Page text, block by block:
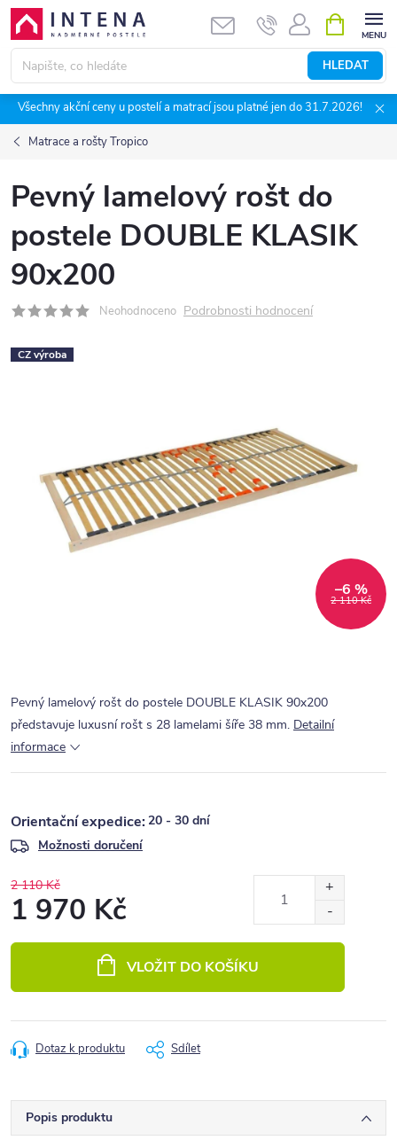
Přejít
obsah
HLEDAT
NÁKUPNÍ
KOŠÍK
Všechny akční ceny u postelí a matrací jsou platné jen do 31.7.2026!
Matrace a rošty Tropico
Pevný lamelový rošt do
postele DOUBLE KLASIK
90x200
Neohodnoceno Podrobnosti hodnocení
CZ výroba
2 110 Kč
–6 %
Pevný lamelový rošt do postele DOUBLE KLASIK 90x200
představuje luxusní rošt s 28 lamelami šíře 38 mm. Detailní
informace
20 - 30 dní
Možnosti doručení
2 110 Kč
1 970 Kč
VLOŽIT DO KOŠÍKU
Dotaz k produktu Sdílet
Popis produktu